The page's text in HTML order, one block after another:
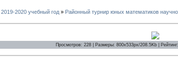
2019-2020 учебный год » Районный турнир юных математиков
Просмотров: 228 | Размеры: 800x533px/208.5Kb |